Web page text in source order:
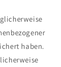
haben.